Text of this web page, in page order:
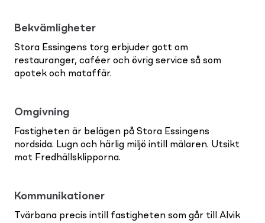
Bekvämligheter
Stora Essingens torg erbjuder gott om
restauranger, caféer och övrig service så som
apotek och mataffär.
Omgivning
Fastigheten är belägen på Stora Essingens
nordsida. Lugn och härlig miljö intill mälaren. Utsikt
mot Fredhällsklipporna.
Kommunikationer
Tvärbana precis intill fastigheten som går till Alvik